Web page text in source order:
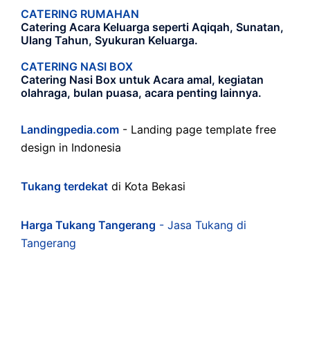
CATERING RUMAHAN
Catering Acara Keluarga seperti Aqiqah, Sunatan,
Ulang Tahun, Syukuran Keluarga.
CATERING NASI BOX
Catering Nasi Box untuk Acara amal, kegiatan
olahraga, bulan puasa, acara penting lainnya.
Landingpedia.com - Landing page template free
design in Indonesia
Tukang terdekat di Kota Bekasi
Harga Tukang Tangerang - Jasa Tukang di
Tangerang